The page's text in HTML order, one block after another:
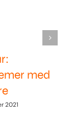
med
2021